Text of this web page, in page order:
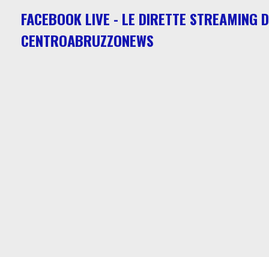
FACEBOOK LIVE - LE DIRETTE STREAMING
CENTROABRUZZONEWS